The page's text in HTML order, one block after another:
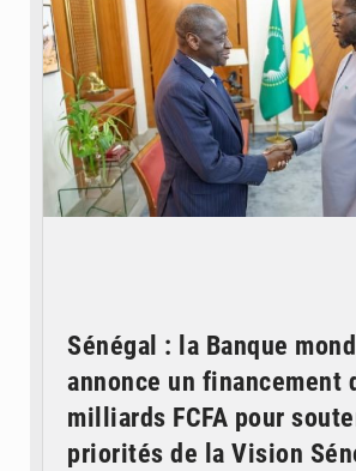
Sénégal : la Banque
annonce un financement
milliards FCFA pour
priorités de la Vision